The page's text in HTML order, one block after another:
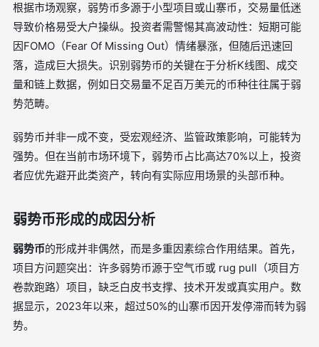
根据市场观察，弱势币多源于小型项目或山寨币，交易量低迷
导致价格易受大户操纵。投资者需警惕其高波动性：短期可能
因FOMO（Fear Of Missing Out）情绪暴涨，但随后迅速回
落，造成巨大损失。识别弱势币的关键在于分析K线图、成交
量和链上数据，例如日交易量不足百万美元的币种往往属于弱
势范畴。
弱势币并非一成不变，受宏观经济、监管政策影响，可能转为
强势。但在当前市场环境下，弱势币占比高达70%以上，投资
者应优先避开此类资产，转向有实际应用场景的头部币种。
弱势币形成的成因分析
弱势币的形成并非偶然，而是多重因素综合作用结果。首先，
项目方问题突出：许多弱势币源于空气币或 rug pull（项目方
卷款跑路）项目，缺乏白皮书支撑、技术开发或真实用户。数
据显示，2023年以来，超过50%的山寨币因开发停滞而转为弱
势。